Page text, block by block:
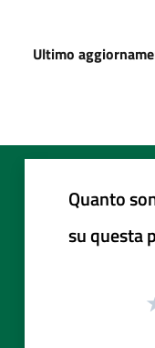
Ultimo
Quanto
su questa